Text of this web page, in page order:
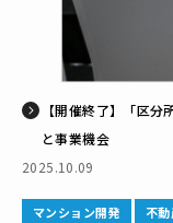
【開催終了】「区
と事業機会
2025.10.09
マンション開発 不